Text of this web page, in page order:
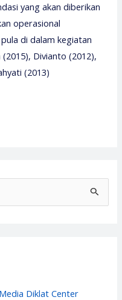
yang akan diberikan
operasional
di dalam kegiatan
Divianto (2012),
(2013)
Diklat Center